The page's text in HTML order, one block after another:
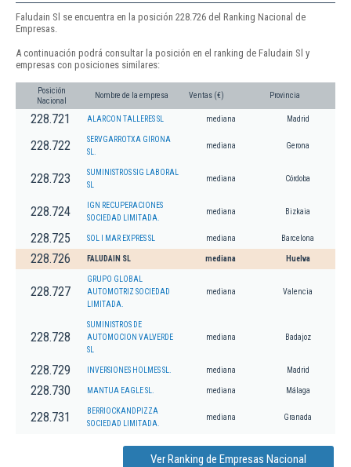
Faludain Sl se encuentra en la posición 228.726 del Ranking Nacional de
Empresas.
A continuación podrá consultar la posición en el ranking de Faludain Sl y
empresas con posiciones similares:
Posición
Nacional
Nombre de la empresa Ventas (€) Provincia
228.721 ALARCON TALLERES SL mediana Madrid
228.722
SERVGARROTXA GIRONA
SL.
mediana Gerona
228.723
SUMINISTROS SIG LABORAL
SL
mediana Córdoba
228.724
IGN RECUPERACIONES
SOCIEDAD LIMITADA.
mediana Bizkaia
228.725 SOL I MAR EXPRES SL mediana Barcelona
228.726 FALUDAIN SL mediana Huelva
228.727
GRUPO GLOBAL
AUTOMOTRIZ SOCIEDAD
LIMITADA.
mediana Valencia
228.728
SUMINISTROS DE
AUTOMOCION VALVERDE
SL
mediana Badajoz
228.729 INVERSIONES HOLMES SL. mediana Madrid
228.730 MANTUA EAGLE SL. mediana Málaga
228.731
BERRIOCKANDPIZZA
SOCIEDAD LIMITADA.
mediana Granada
Ver Ranking de Empresas Nacional